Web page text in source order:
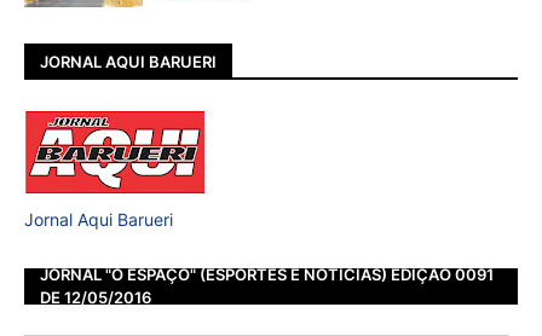
JORNAL AQUI BARUERI
Jornal Aqui Barueri
JORNAL "O ESPAÇO" (ESPORTES E NOTÍCIAS) EDIÇÃO 0091
DE 12/05/2016